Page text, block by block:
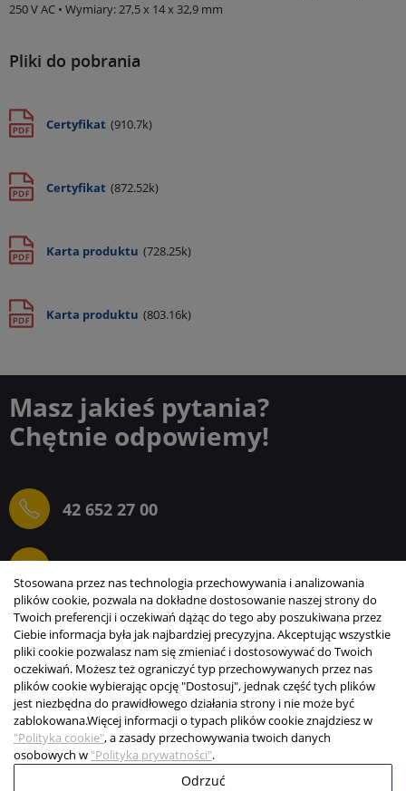
250 V AC • Wymiary: 27,5 x 14 x 32,9 mm
Pliki do pobrania
Certyfikat (910.7k)
Certyfikat (872.52k)
Karta produktu (728.25k)
Karta produktu (803.16k)
Masz jakieś pytania?
Chętnie odpowiemy!
42 652 27 00
ELEKTROGIEŁDA SZ.ŻACZKIEWICZ; M.KARLIŃSKI
SP.J.
INFORMACJE
STREFA KLIENTA
Stosowana przez nas technologia przechowywania i analizowania
plików cookie, pozwala na dokładne dostosowanie naszej strony do
Twoich preferencji i oczekiwań dążąc do tego aby poszukiwana przez
Ciebie informacja była jak najbardziej precyzyjna. Akceptując wszystkie
pliki cookie pozwalasz nam się zmieniać i dostosowywać do Twoich
oczekiwań. Możesz też ograniczyć typ przechowywanych przez nas
plików cookie wybierając opcję "Dostosuj", jednak część tych plików
jest niezbędna do prawidłowego działania strony i nie może być
zablokowana.Więcej informacji o typach plików cookie znajdziesz w
"Polityka cookie", a zasady przechowywania twoich danych
osobowych w "Polityka prywatności".
Odrzuć
Copyright © 2003-2026 Elektrogiełda s.j.